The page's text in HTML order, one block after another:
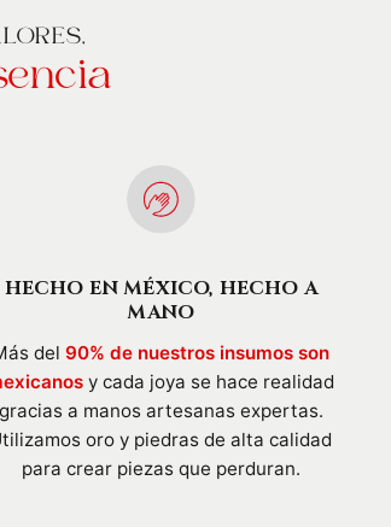
HECHO EN MÉXICO, HECHO A
MANO
del90% de nuestros insumos son
y cada joya se hace realidad
gracias a manos artesanas expertas.
oro y piedras de alta calidad
para crear piezas que perduran.